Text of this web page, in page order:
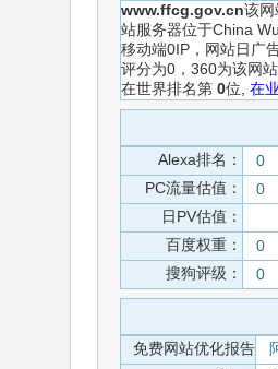
www.ffcg.gov.cn该网
站服务器位于China
移动端0IP，网站日广
评分为0，360为该网
在世界排名第 0位, 在
Alexa排名：
0
PC流量估值：
0
日PV估值：
百度权重：
0
搜狗评级：
0
免费网站优化报告